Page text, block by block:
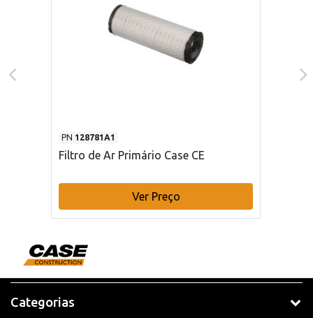
PN 128781A1
Filtro de Ar Primário Case CE
Ver Preço
Categorias